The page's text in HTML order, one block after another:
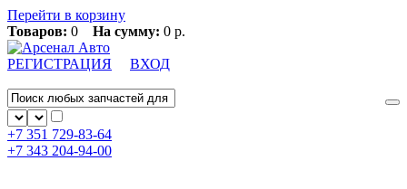
Перейти в корзину
Товаров: 0 На сумму: 0 р.
РЕГИСТРАЦИЯ ВХОД
+7 351 729-83-64
+7 343 204-94-00